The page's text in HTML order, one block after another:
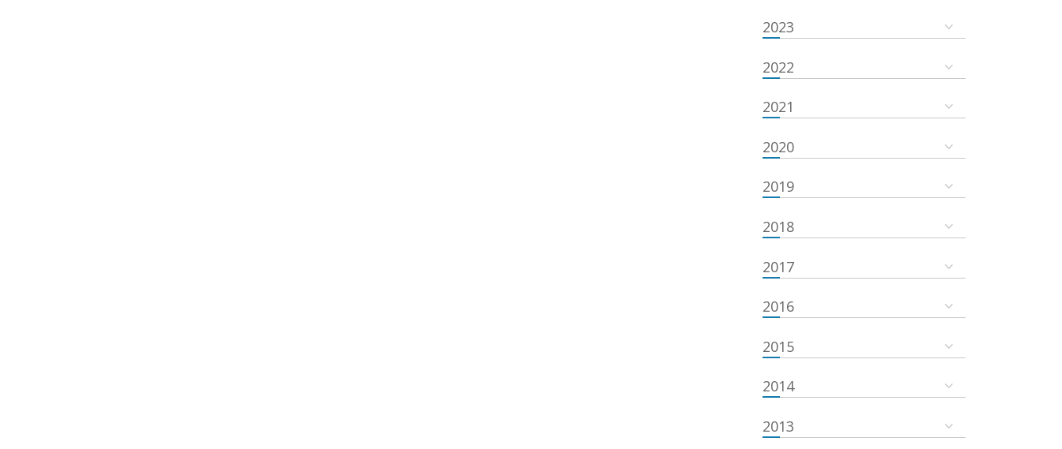
2023
2022
2021
2020
2019
2018
2017
2016
2015
2014
2013